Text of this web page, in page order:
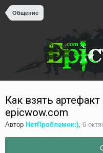
Общение
Как взять
epicwow.com
Автор НетПроблемок:), 6